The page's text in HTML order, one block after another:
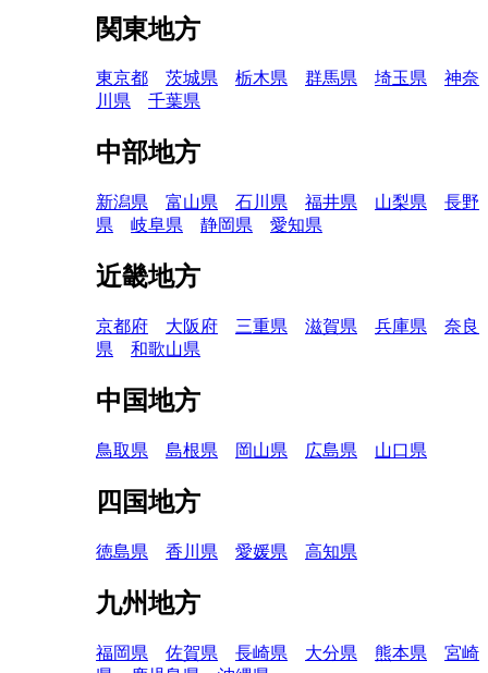
関東地方
東京都 茨城県 栃木県 群馬県 埼玉県
神奈
川県
千葉県
中部地方
新潟県 富山県 石川県 福井県 山梨県
長野
県
岐阜県 静岡県 愛知県
近畿地方
京都府 大阪府 三重県 滋賀県 兵庫県
奈良
県
和歌山県
中国地方
鳥取県 島根県 岡山県 広島県 山口県
四国地方
徳島県 香川県 愛媛県 高知県
九州地方
福岡県 佐賀県 長崎県 大分県 熊本県
宮崎